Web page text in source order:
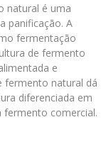
natural é uma
panificação. A
fermentação
de fermento
e
fermento natural dá
diferenciada em
comercial.